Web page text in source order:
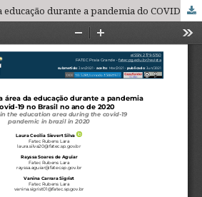
Mudanças na área da educação durante a pandemia do COVID-19 no Brasil no ano de 2020